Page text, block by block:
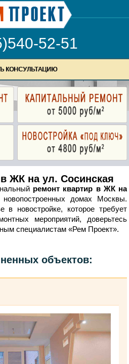
52-51
КОНСУЛЬТАЦИЮ
ЖК на ул. Сосинская
ремонт квартир в ЖК на
домах Москвы.
новостройке, которое требует
мероприятий, доверьтесь
специалистам «Рем Проект».
объектов: